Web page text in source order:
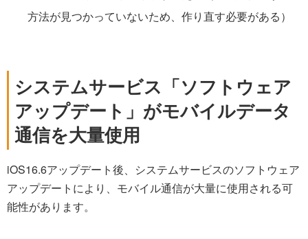
方法が見つかっていないため、作り直す必要がある）
システムサービス「ソフトウェア
アップデート」がモバイルデータ
通信を大量使用
iOS16.6アップデート後、システムサービスのソフトウェア
アップデートにより、モバイル通信が大量に使用される可
能性があります。